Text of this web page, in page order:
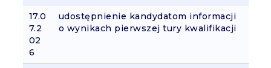
17.0
7.2
02
6
udostępnienie kandydatom informacji
o wynikach pierwszej tury kwalifikacji